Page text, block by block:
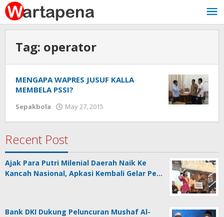
Skip
to
content
Tag: operator
MENGAPA WAPRES JUSUF KALLA
MEMBELA PSSI?
Sepakbola May 27, 2015
Recent Post
Ajak Para Putri Milenial Daerah Naik Ke
Kancah Nasional, Apkasi Kembali Gelar Pe…
Bank DKI Dukung Peluncuran Mushaf Al-